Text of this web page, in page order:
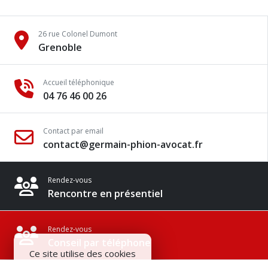
26 rue Colonel Dumont
Grenoble
Accueil téléphonique
04 76 46 00 26
Contact par email
contact@germain-phion-avocat.fr
Rendez-vous
Rencontre en présentiel
Rendez-vous
Conseil par téléphone
Ce site utilise des cookies